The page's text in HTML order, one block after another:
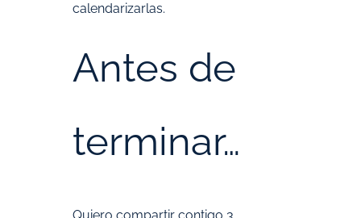
calendarizarlas.
Antes de
terminar…